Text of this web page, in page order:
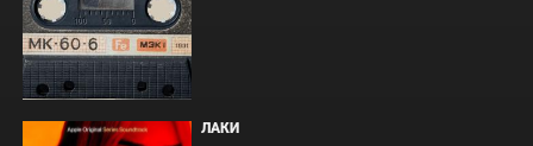
ЛАКИ